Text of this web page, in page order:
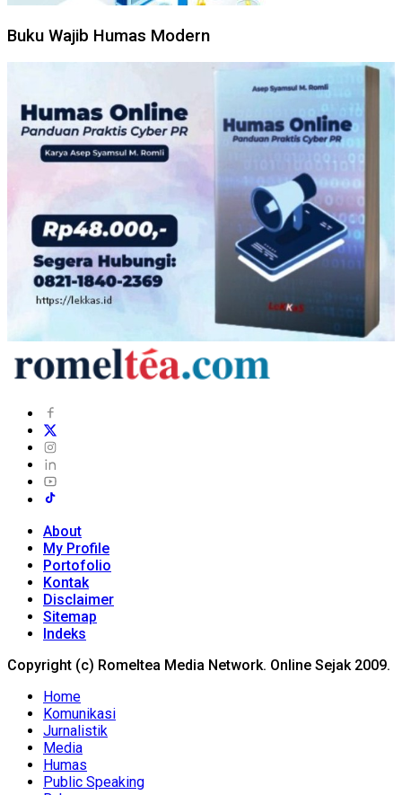
Buku Wajib Humas Modern
About
My Profile
Portofolio
Kontak
Disclaimer
Sitemap
Indeks
Copyright (c) Romeltea Media Network. Online Sejak 2009.
Home
Komunikasi
Jurnalistik
Media
Humas
Public Speaking